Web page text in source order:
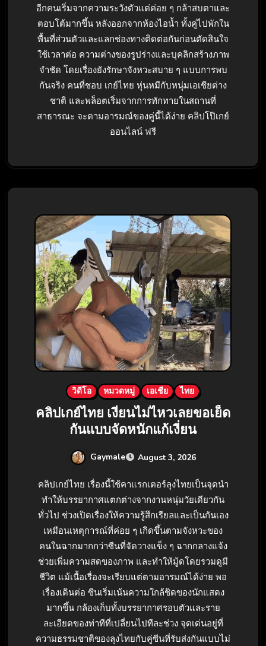
อีกคนเริ่มจากความระวังตัวแต่ค่อย ๆ กล้าสบตาและ
ตอบโต้มากขึ้น หลังออกจากห้องไอน้ำ ทั้งคู่ไปพักใน
พื้นที่ส่วนตัวและแลกช่องทางติดต่อกันก่อนตัดสินใจ
ใช้เวลาต่อ ความต่างของรูปร่างและบุคลิกสร้างภาพ
จำชัด โดยเรื่องยังรักษาจังหวะสบาย ๆ แบบการพบ
กันจริง คนที่ชอบ เกย์ไทย หุ่นหมีกับหนุ่มเอเชียต่าง
ชาติ และพล็อตเริ่มจากการทักทายในสถานที่
สาธารณะ จะตามอารมณ์ของคู่นี้ได้ง่าย คลิปโป๊เกย์
ออนไลน์ ฟรี
วิดีโอ หมวดหมู่ เอเชีย ไทย
คลิปเกย์ไทย เงี่ยนไม่ไหวเลยขอเย็ด
กันแบบจัดหนักแก้เงี่ยน
Gaymale August 3, 2026
คลิปเกย์ไทย เรื่องนี้ใช้คาแรกเตอร์ลุงไทยเป็นจุดนำ
ทำให้บรรยากาศแตกต่างจากงานหนุ่มวัยเดียวกัน
ทั่วไป ช่วงเปิดเรื่องให้ความรู้สึกเรียลและเป็นกันเอง
เหมือนเหตุการณ์ที่ค่อย ๆ เกิดขึ้นตามจังหวะของ
คนในฉากมากกว่าซีนที่จัดวางแข็ง ๆ ฉากกลางแจ้ง
ช่วยเพิ่มความสดของภาพ และทำให้มู้ดโดยรวมดูมี
ชีวิต แม้เนื้อเรื่องจะเรียบแต่ตามอารมณ์ได้ง่าย พอ
เรื่องเดินต่อ ซีนเริ่มเน้นความใกล้ชิดของนักแสดง
มากขึ้น กล้องเก็บทั้งบรรยากาศรอบตัวและราย
ละเอียดของท่าทีที่เปลี่ยนไปทีละช่วง จุดเด่นอยู่ที่
ความธรรมชาติของลุงไทยกับคู่ซีนที่รับส่งกันแบบไม่